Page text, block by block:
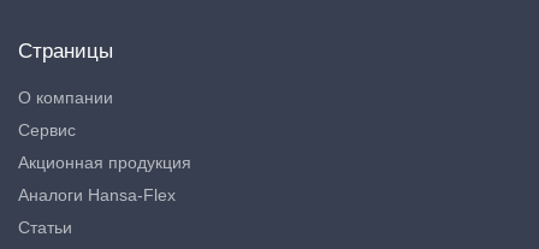
Страницы
О компании
Сервис
Акционная продукция
Аналоги Hansa-Flex
Статьи